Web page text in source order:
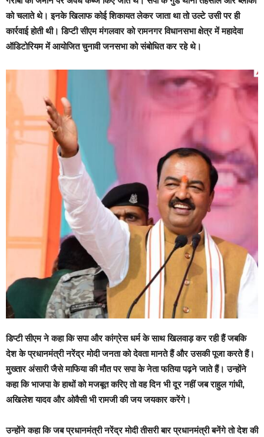
को चलाते थे। इनके खिलाफ कोई शिकायत लेकर जाता था तो उल्टे उसी पर ही
कार्रवाई होती थी। डिप्टी सीएम मंगलवार को रामनगर विधानसभा क्षेत्र में महादेवा
ऑडिटोरियम में आयोजित चुनावी जनसभा को संबोधित कर रहे थे।
डिप्टी सीएम ने कहा कि सपा और कांग्रेस धर्म के साथ खिलवाड़ कर रही हैं जबकि
देश के प्रधानमंत्री नरेंद्र मोदी जनता को देवता मानते हैं और उसकी पूजा करते हैं।
मुख्तार अंसारी जैसे माफिया की मौत पर सपा के नेता फतिया पढ़ने जाते हैं। उन्होंने
कहा कि भाजपा के हाथों को मजबूत करिए तो वह दिन भी दूर नहीं जब राहुल गांधी,
अखिलेश यादव और ओवैसी भी रामजी की जय जयकार करेंगे।
उन्होंने कहा कि जब प्रधानमंत्री नरेंद्र मोदी तीसरी बार प्रधानमंत्री बनेंगे तो देश की